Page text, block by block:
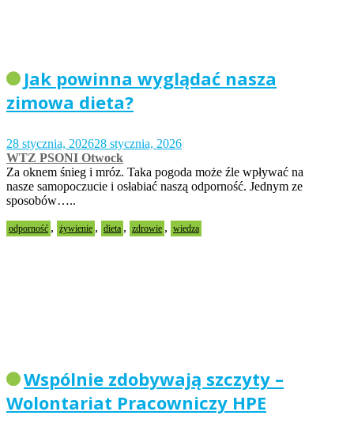
Jak powinna wyglądać nasza
zimowa dieta?
28 stycznia, 202628 stycznia, 2026
WTZ PSONI Otwock
Za oknem śnieg i mróz. Taka pogoda może źle wpływać na
nasze samopoczucie i osłabiać naszą odporność. Jednym ze
sposobów…..
odporność , żywienie , dieta , zdrowie , wiedza
Wspólnie zdobywają szczyty –
Wolontariat Pracowniczy HPE